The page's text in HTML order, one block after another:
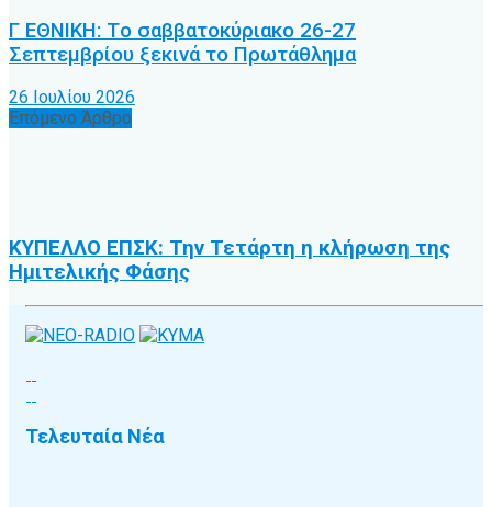
Γ ΕΘΝΙΚΗ: Tο σαββατοκύριακο 26-27
Σεπτεμβρίου ξεκινά το Πρωτάθλημα
26 Ιουλίου 2026
Επόμενο Άρθρο
ΚΥΠΕΛΛΟ ΕΠΣΚ: Την Τετάρτη η κλήρωση της
Ημιτελικής Φάσης
Τελευταία Νέα